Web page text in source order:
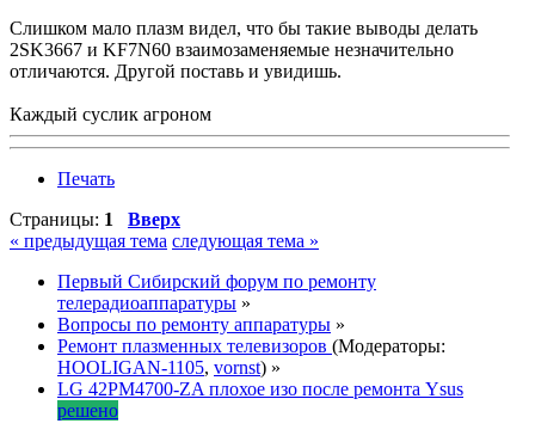
Слишком мало плазм видел, что бы такие выводы делать
2SK3667 и KF7N60 взаимозаменяемые незначительно
отличаются. Другой поставь и увидишь.
Каждый суслик агроном
Печать
Страницы: 1
Вверх
« предыдущая тема следующая тема »
Первый Сибирский форум по ремонту
телерадиоаппаратуры »
Вопросы по ремонту аппаратуры »
Ремонт плазменных телевизоров (Модераторы:
HOOLIGAN-1105, vornst) »
LG 42PM4700-ZA плохое изо после ремонта Ysus
решено